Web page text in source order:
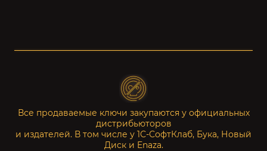
Все продаваемые ключи закупаются у официальных
дистрибьюторов
и издателей. В том числе у 1С-СофтКлаб, Бука, Новый
Диск и Enaza.